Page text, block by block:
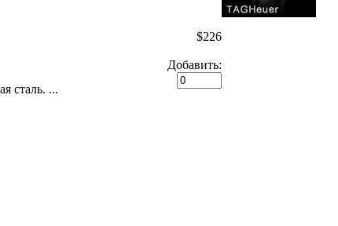
сталь. ...
$226
Добавить: